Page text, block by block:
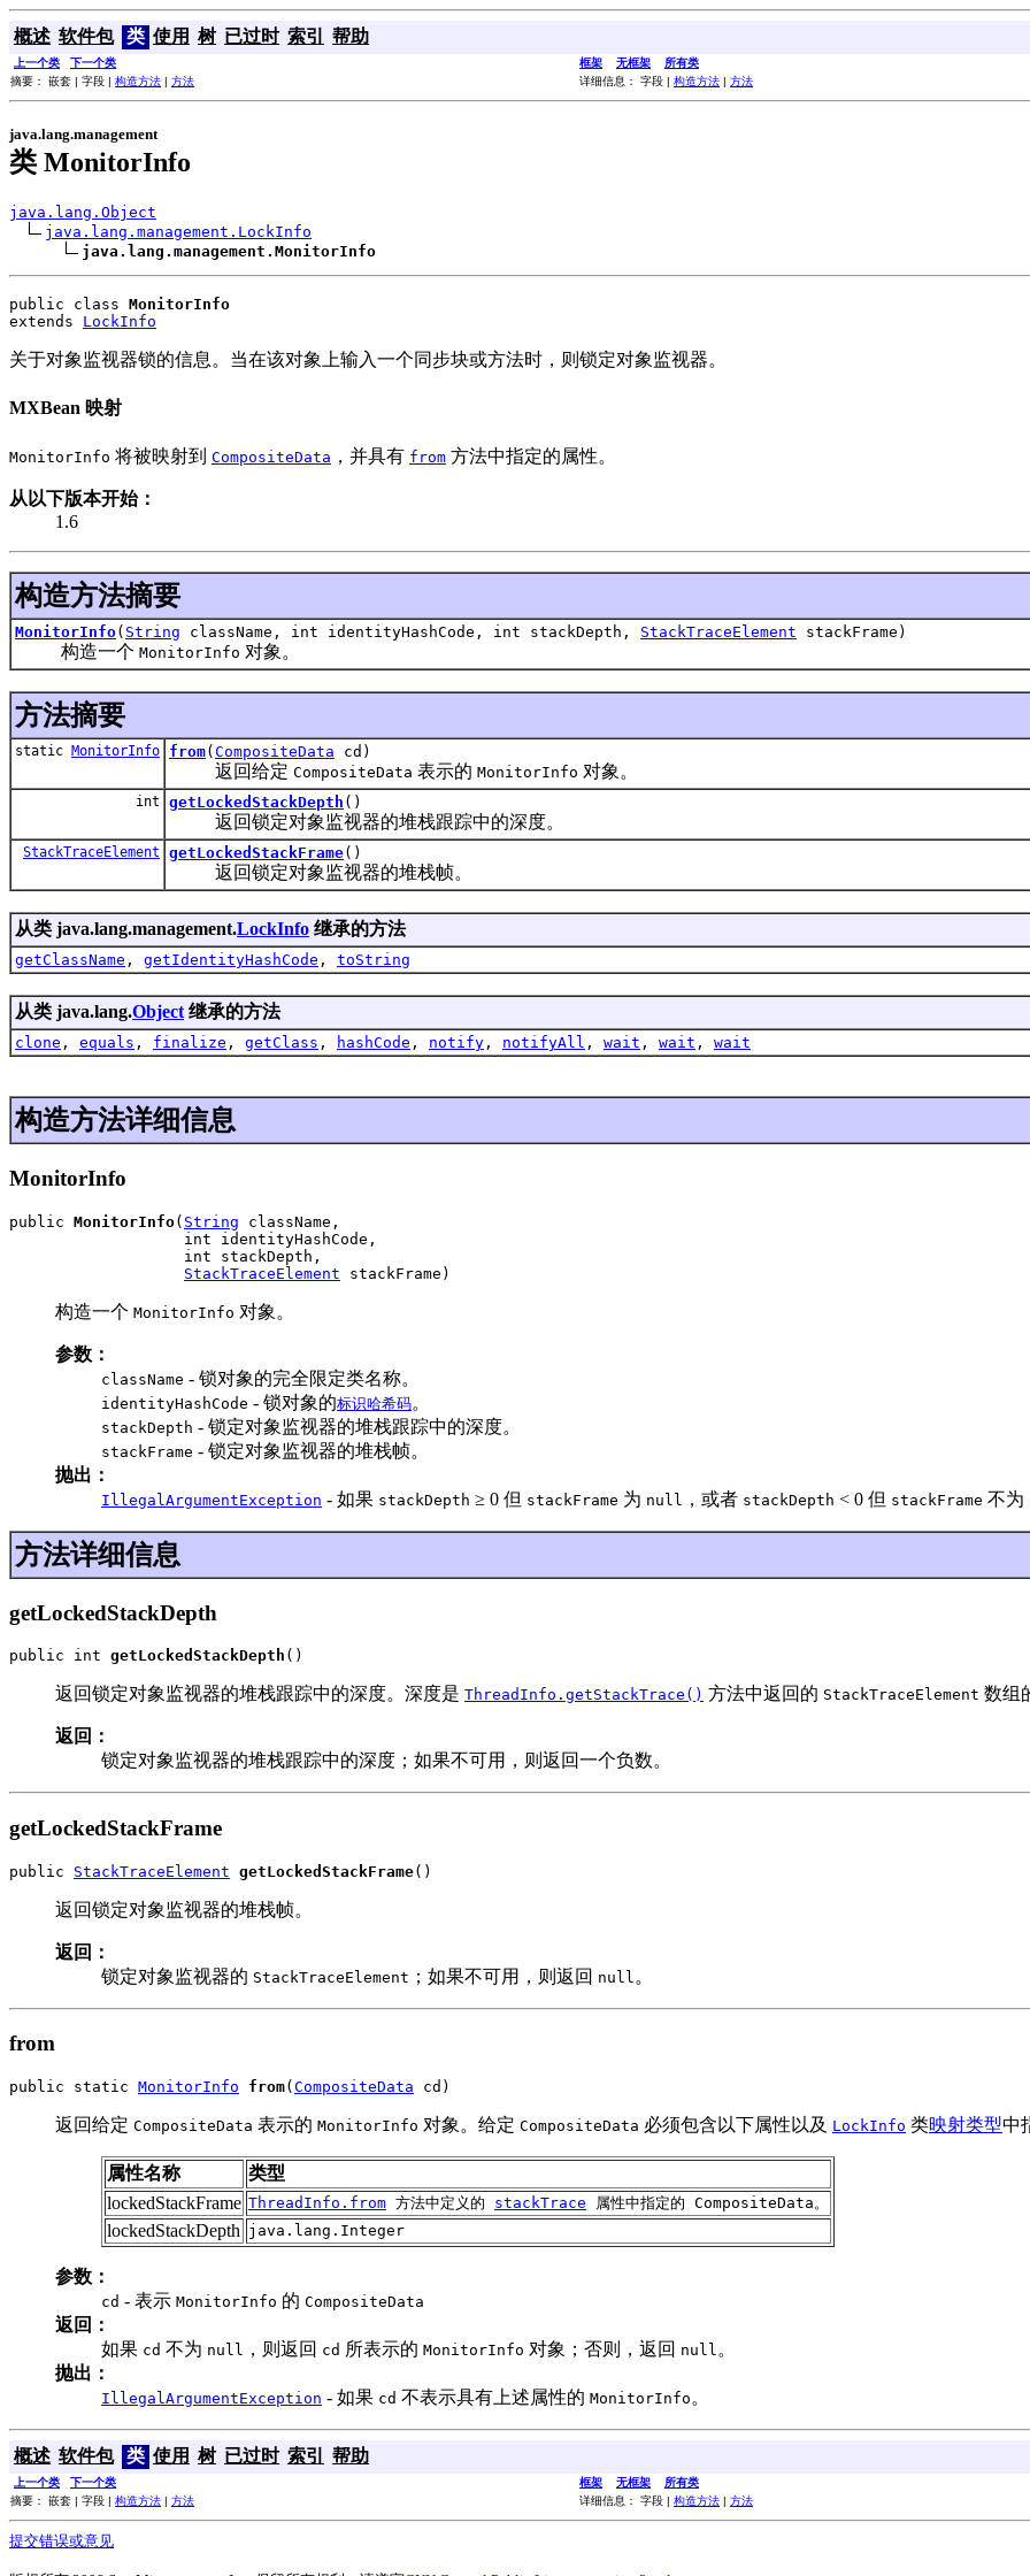
概述 软件包 类 使用 树 已过时 索引 帮助
上一个类 下一个类 框架 无框架
所有类
摘要： 嵌套 | 字段 | 构造方法 | 方法 详细信息： 字段 | 构造方法 | 方法
java.lang.management
类 MonitorInfo
java.lang.Object
java.lang.management.LockInfo
java.lang.management.MonitorInfo
public class MonitorInfo
extends LockInfo
关于对象监视器锁的信息。当在该对象上输入一个同步块或方法时，则锁定对象监视器。
MXBean 映射
MonitorInfo 将被映射到 CompositeData ，并具有 from 方法中指定的属性。
从以下版本开始：
1.6
构造方法摘要
MonitorInfo( String className, int identityHashCode, int stackDepth, StackTraceElement stackFrame)
构造一个 MonitorInfo 对象。
方法摘要
static MonitorInfo from( CompositeData cd)
返回给定 CompositeData 表示的 MonitorInfo 对象。
int getLockedStackDepth ()
返回锁定对象监视器的堆栈跟踪中的深度。
StackTraceElement getLockedStackFrame()
返回锁定对象监视器的堆栈帧。
从类 java.lang.management.LockInfo 继承的方法
getClassName , getIdentityHashCode , toString
从类 java.lang.Object 继承的方法
clone , equals , finalize , getClass , hashCode , notify , notifyAll , wait , wait , wait
构造方法详细信息
MonitorInfo
public MonitorInfo( String className,
                   int identityHashCode,
                   int stackDepth,
StackTraceElement stackFrame)
构造一个 MonitorInfo 对象。
参数：
className - 锁对象的完全限定类名称。
identityHashCode - 锁对象的标识哈希码。
stackDepth - 锁定对象监视器的堆栈跟踪中的深度。
stackFrame - 锁定对象监视器的堆栈帧。
抛出：
IllegalArgumentException - 如果 stackDepth ≥ 0 但 stackFrame 为 null ，或者 stackDepth < 0 但 stackFrame 不为
方法详细信息
getLockedStackDepth
public int getLockedStackDepth ()
返回锁定对象监视器的堆栈跟踪中的深度。深度是 ThreadInfo.getStackTrace() 方法中返回的 StackTraceElement 数组
返回：
锁定对象监视器的堆栈跟踪中的深度；如果不可用，则返回一个负数。
getLockedStackFrame
public StackTraceElement getLockedStackFrame()
返回锁定对象监视器的堆栈帧。
返回：
锁定对象监视器的 StackTraceElement ；如果不可用，则返回 null 。
from
public static MonitorInfo from( CompositeData cd)
返回给定 CompositeData 表示的 MonitorInfo 对象。给定 CompositeData 必须包含以下属性以及 LockInfo 类映射类型中
属性名称
类型
lockedStackFrame ThreadInfo.from 方法中定义的 stackTrace 属性中指定的 CompositeData。
lockedStackDepth java.lang.Integer
参数：
cd - 表示 MonitorInfo 的 CompositeData
返回：
如果 cd 不为 null ，则返回 cd 所表示的 MonitorInfo 对象；否则，返回 null 。
抛出：
IllegalArgumentException - 如果 cd 不表示具有上述属性的 MonitorInfo 。
概述 软件包 类 使用 树 已过时 索引 帮助
上一个类 下一个类 框架 无框架
所有类
摘要： 嵌套 | 字段 | 构造方法 | 方法 详细信息： 字段 | 构造方法 | 方法
提交错误或意见